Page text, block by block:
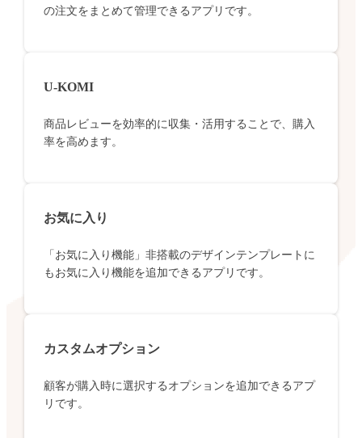
の注文をまとめて管理できるアプリです。
U-KOMI
商品レビューを効率的に収集・活用することで、購入
率を高めます。
お気に入り
「お気に入り機能」非搭載のデザインテンプレートに
もお気に入り機能を追加できるアプリです。
カスタムオプション
顧客が購入時に選択するオプションを追加できるアプ
リです。